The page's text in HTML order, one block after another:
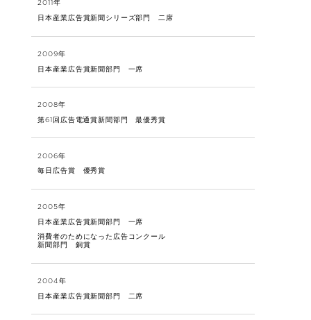
2011年
日本産業広告賞新聞シリーズ部門 二席
2009年
日本産業広告賞新聞部門 一席
2008年
第61回広告電通賞新聞部門 最優秀賞
2006年
毎日広告賞 優秀賞
2005年
日本産業広告賞新聞部門 一席
消費者のためになった広告コンクール
新聞部門 銅賞
2004年
日本産業広告賞新聞部門 二席